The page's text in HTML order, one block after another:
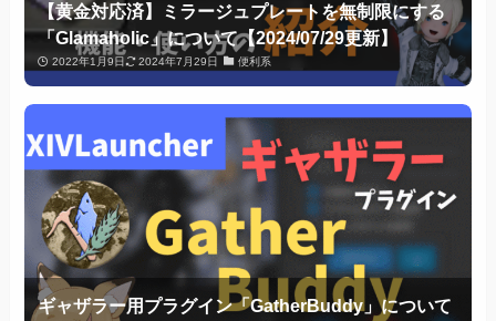
【黄金対応済】ミラージュプレートを無制限にする
「Glamaholic」について【2024/07/29更新】
2022年1月9日 2024年7月29日 便利系
ギャザラー用プラグイン「GatherBuddy」について